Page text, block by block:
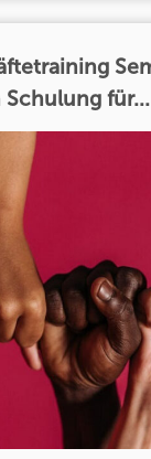
für...